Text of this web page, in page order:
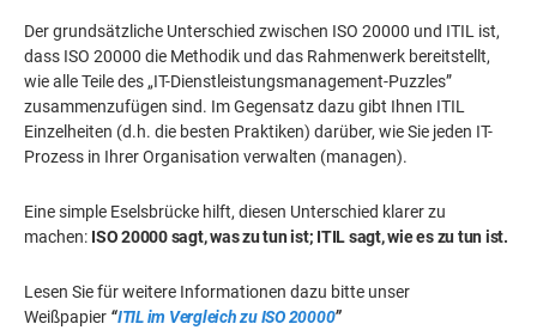
Der grundsätzliche Unterschied zwischen ISO 20000 und ITIL ist,
dass ISO 20000 die Methodik und das Rahmenwerk bereitstellt,
wie alle Teile des „IT-Dienstleistungsmanagement-Puzzles”
zusammenzufügen sind. Im Gegensatz dazu gibt Ihnen ITIL
Einzelheiten (d.h. die besten Praktiken) darüber, wie Sie jeden IT-
Prozess in Ihrer Organisation verwalten (managen).
Eine simple Eselsbrücke hilft, diesen Unterschied klarer zu
machen: ISO 20000 sagt, was zu tun ist; ITIL sagt, wie es zu tun ist.
Lesen Sie für weitere Informationen dazu bitte unser
Weißpapier “ITIL im Vergleich zu ISO 20000”